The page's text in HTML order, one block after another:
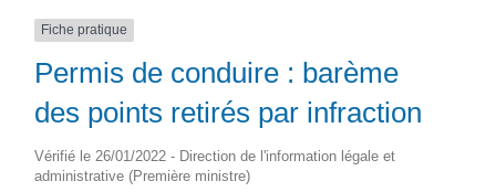
Fiche pratique
Permis de conduire : barème
des points retirés par infraction
Vérifié le 26/01/2022 - Direction de l'information légale et
administrative (Première ministre)